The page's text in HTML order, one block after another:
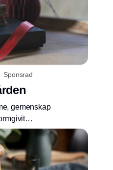
Sponsrad
gemenskap
kollektioner
Vi
våra